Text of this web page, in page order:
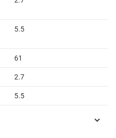
5.5
61
2.7
5.5